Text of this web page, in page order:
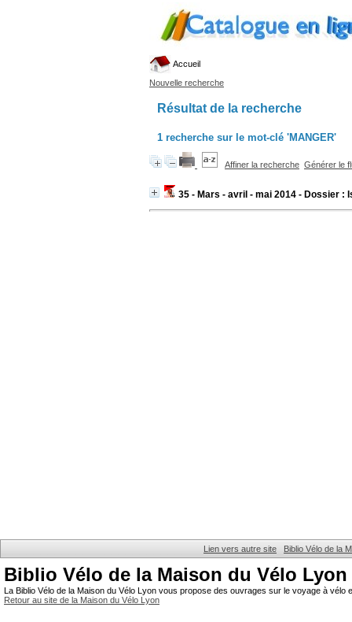
Accueil
Nouvelle recherche
Résultat de la recherche
1 recherche sur le mot-clé 'MANGER'
Affiner la recherche Générer le
35 - Mars - avril - mai 2014 - Dossier :
Lien vers autre site Biblio Vélo de la
Biblio Vélo de la Maison du Vélo Lyon
La Biblio Vélo de la Maison du Vélo Lyon vous propose des ouvrages sur le voyage à
Retour au site de la Maison du Vélo Lyon